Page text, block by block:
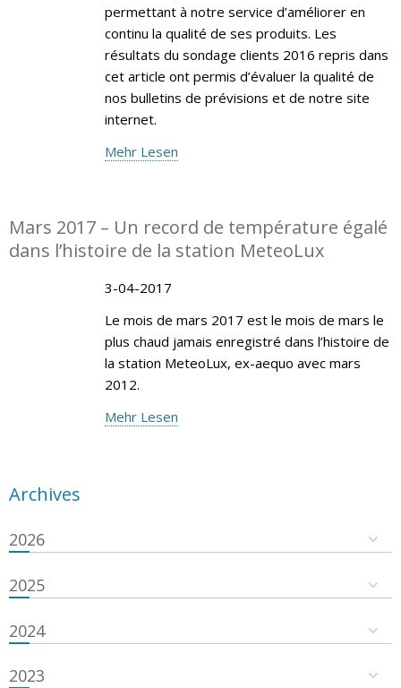
permettant à notre service d’améliorer en
continu la qualité de ses produits. Les
résultats du sondage clients 2016 repris dans
cet article ont permis d’évaluer la qualité de
nos bulletins de prévisions et de notre site
internet.
Mehr Lesen
Mars 2017 – Un record de température égalé
dans l’histoire de la station MeteoLux
3-04-2017
Le mois de mars 2017 est le mois de mars le
plus chaud jamais enregistré dans l’histoire de
la station MeteoLux, ex-aequo avec mars
2012.
Mehr Lesen
Archives
2026
2025
2024
2023